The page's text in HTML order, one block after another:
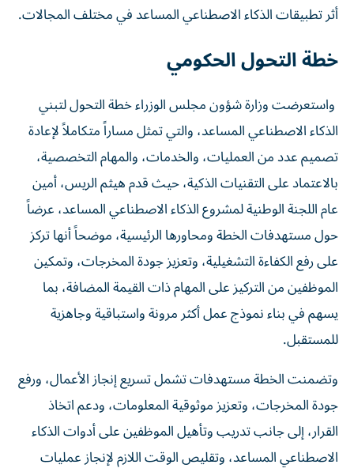
أثر تطبيقات الذكاء الاصطناعي المساعد في مختلف المجالات.
خطة التحول الحكومي
واستعرضت وزارة شؤون مجلس الوزراء خطة التحول لتبني
الذكاء الاصطناعي المساعد، والتي تمثل مساراً متكاملاً لإعادة
تصميم عدد من العمليات، والخدمات، والمهام التخصصية،
بالاعتماد على التقنيات الذكية، حيث قدم هيثم الريس، أمين
عام اللجنة الوطنية لمشروع الذكاء الاصطناعي المساعد، عرضاً
حول مستهدفات الخطة ومحاورها الرئيسية، موضحاً أنها تركز
على رفع الكفاءة التشغيلية، وتعزيز جودة المخرجات، وتمكين
الموظفين من التركيز على المهام ذات القيمة المضافة، بما
يسهم في بناء نموذج عمل أكثر مرونة واستباقية وجاهزية
للمستقبل.
وتضمنت الخطة مستهدفات تشمل تسريع إنجاز الأعمال، ورفع
جودة المخرجات، وتعزيز موثوقية المعلومات، ودعم اتخاذ
القرار، إلى جانب تدريب وتأهيل الموظفين على أدوات الذكاء
الاصطناعي المساعد، وتقليص الوقت اللازم لإنجاز عمليات